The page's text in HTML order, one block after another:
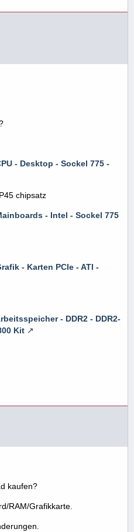
- Desktop - Sockel 775 -
chipsatz
- Intel - Sockel 775
- Karten PCIe - ATI -
- DDR2 - DDR2-
Kit
kaufen?
RAM/Grafikkarte.